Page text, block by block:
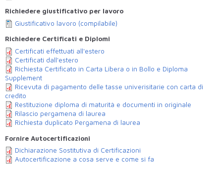
Richiedere giustificativo per lavoro
Giustificativo lavoro (compilabile)
Richiedere Certificati e Diplomi
Certificati effettuati all'estero
Certificati dall'estero
Richiesta Certificato in Carta Libera o in Bollo e Diploma
Supplement
Ricevuta di pagamento delle tasse univerisitarie con carta di
credito
Restituzione diploma di maturità e documenti in originale
Rilascio pergamena di laurea
Richiesta duplicato Pergamena di laurea
Fornire Autocertificazioni
Dichiarazione Sostitutiva di Certificazioni
Autocertificazione a cosa serve e come si fa